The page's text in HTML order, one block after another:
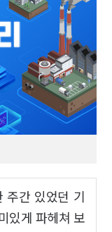
주간 있었던 기
있게 파헤쳐 보